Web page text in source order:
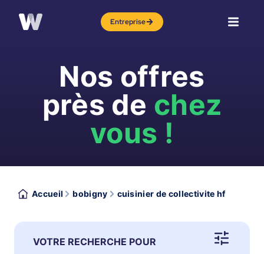
Entreprise
Nos offres
près de chez
vous !
Accueil bobigny cuisinier de collectivite hf
VOTRE RECHERCHE POUR